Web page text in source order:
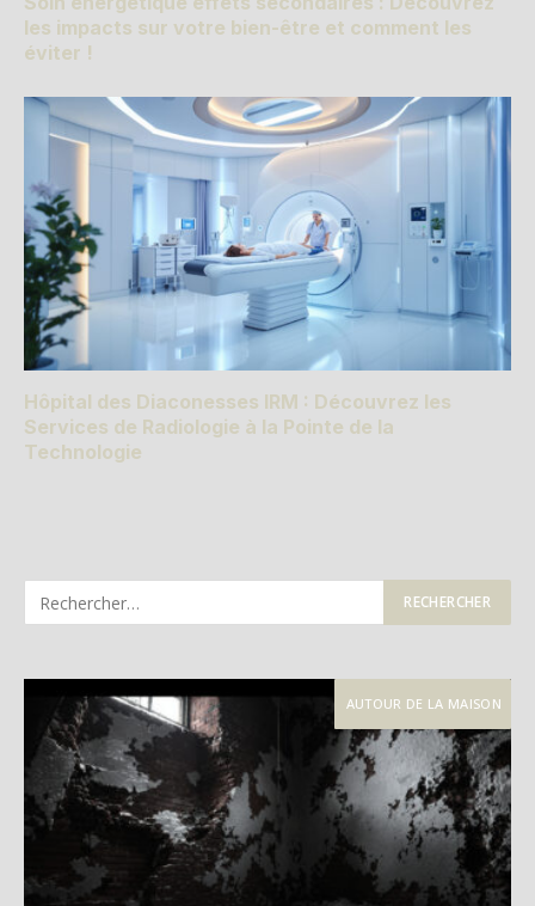
les impacts sur votre bien-être et comment les
éviter !
Hôpital des Diaconesses IRM : Découvrez les
Services de Radiologie à la Pointe de la
Technologie
AUTOUR DE LA MAISON